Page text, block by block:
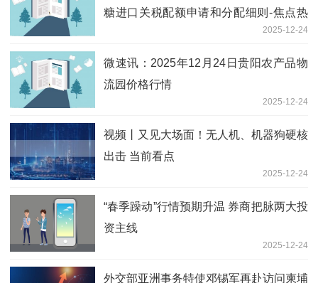
糖进口关税配额申请和分配细则-焦点热
2025-12-24
微速讯：2025年12月24日贵阳农产品物
流园价格行情
2025-12-24
视频丨又见大场面！无人机、机器狗硬核
出击 当前看点
2025-12-24
“春季躁动”行情预期升温 券商把脉两大投
资主线
2025-12-24
外交部亚洲事务特使邓锡军再赴访问柬埔